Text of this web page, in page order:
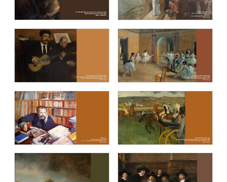
에두아르 마네 (Edouard Manet) 종교화 (Holy pictures)
요하네스 베르메르 (Johannes Vermeer)
스웨덴국립미술관 (National Museum
of Sweden)
시카고 미술관 (The Art Institute of
Chicago)
메트로폴리탄 미술관 (The Metropolitan
Museum of Art - The MET)